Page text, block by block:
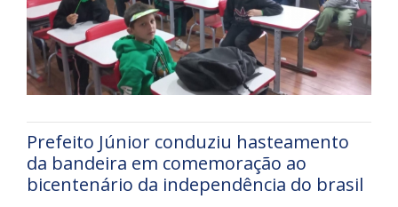
Prefeito Júnior conduziu hasteamento
da bandeira em comemoração ao
bicentenário da independência do brasil